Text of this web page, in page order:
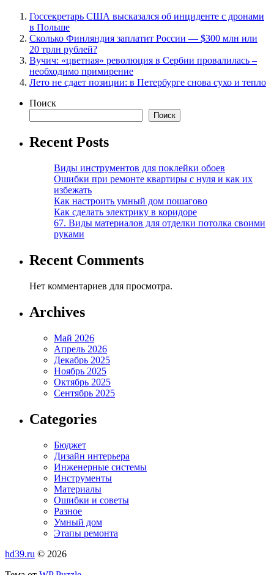
Госсекретарь США высказался об инциденте с дронами
в Польше
Сколько Финляндия заплатит России — $300 млн или
20 трлн рублей?
Вучич: «цветная» революция в Сербии провалилась –
необходимо примирение
Лето не сдает позиции: в Петербурге снова сухо и тепло
Поиск
Поиск
Recent Posts
Виды инструментов для поклейки обоев
Ошибки при ремонте квартиры с нуля и как их
избежать
Как настроить умный дом пошагово
Как сделать электрику в коридоре
67. Виды материалов для отделки потолка своими
руками
Recent Comments
Нет комментариев для просмотра.
Archives
Май 2026
Апрель 2026
Декабрь 2025
Ноябрь 2025
Октябрь 2025
Сентябрь 2025
Categories
Бюджет
Дизайн интерьера
Инженерные системы
Инструменты
Материалы
Ошибки и советы
Разное
Умный дом
Этапы ремонта
hd39.ru © 2026